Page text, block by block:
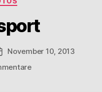
November 10, 2013
zu